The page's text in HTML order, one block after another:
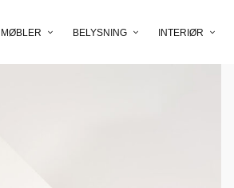
MØBLER BELYSNING INTERIØR